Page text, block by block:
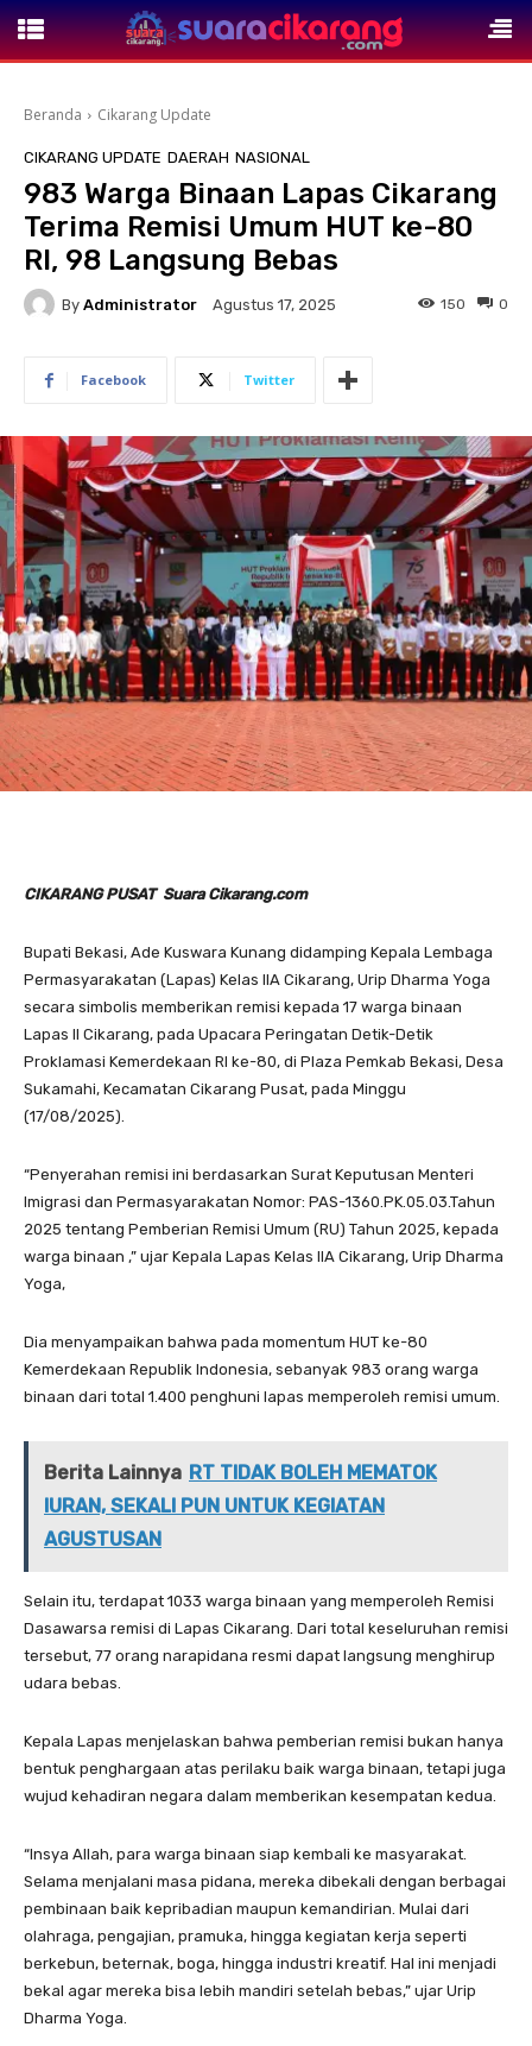
Beranda Cikarang Update
CIKARANG UPDATE DAERAH NASIONAL
983 Warga Binaan Lapas Cikarang
Terima Remisi Umum HUT ke-80
RI, 98 Langsung Bebas
By Administrator Agustus 17, 2025 0
150
Facebook Twitter
CIKARANG PUSAT Suara Cikarang.com
Bupati Bekasi, Ade Kuswara Kunang didamping Kepala Lembaga
Permasyarakatan (Lapas) Kelas IIA Cikarang, Urip Dharma Yoga
secara simbolis memberikan remisi kepada 17 warga binaan
Lapas II Cikarang, pada Upacara Peringatan Detik-Detik
Proklamasi Kemerdekaan RI ke-80, di Plaza Pemkab Bekasi, Desa
Sukamahi, Kecamatan Cikarang Pusat, pada Minggu
(17/08/2025).
“Penyerahan remisi ini berdasarkan Surat Keputusan Menteri
Imigrasi dan Permasyarakatan Nomor: PAS-1360.PK.05.03.Tahun
2025 tentang Pemberian Remisi Umum (RU) Tahun 2025, kepada
warga binaan ,” ujar Kepala Lapas Kelas IIA Cikarang, Urip Dharma
Yoga,
Dia menyampaikan bahwa pada momentum HUT ke-80
Kemerdekaan Republik Indonesia, sebanyak 983 orang warga
binaan dari total 1.400 penghuni lapas memperoleh remisi umum.
Berita Lainnya RT TIDAK BOLEH MEMATOK
IURAN, SEKALI PUN UNTUK KEGIATAN
AGUSTUSAN
Selain itu, terdapat 1033 warga binaan yang memperoleh Remisi
Dasawarsa remisi di Lapas Cikarang. Dari total keseluruhan remisi
tersebut, 77 orang narapidana resmi dapat langsung menghirup
udara bebas.
Kepala Lapas menjelaskan bahwa pemberian remisi bukan hanya
bentuk penghargaan atas perilaku baik warga binaan, tetapi juga
wujud kehadiran negara dalam memberikan kesempatan kedua.
“Insya Allah, para warga binaan siap kembali ke masyarakat.
Selama menjalani masa pidana, mereka dibekali dengan berbagai
pembinaan baik kepribadian maupun kemandirian. Mulai dari
olahraga, pengajian, pramuka, hingga kegiatan kerja seperti
berkebun, beternak, boga, hingga industri kreatif. Hal ini menjadi
bekal agar mereka bisa lebih mandiri setelah bebas,” ujar Urip
Dharma Yoga.